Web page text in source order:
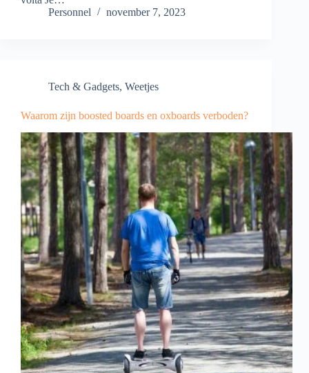
Personnel
november 7, 2023
Tech & Gadgets, Weetjes
Waarom zijn boosted boards en oxboards verboden?